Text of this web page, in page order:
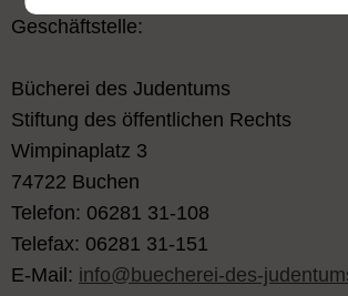
Geschäftstelle:
Bücherei des Judentums
Stiftung des öffentlichen Rechts
Wimpinaplatz 3
74722 Buchen
Telefon: 06281 31-108
Telefax: 06281 31-151
E-Mail: info@buecherei-des-